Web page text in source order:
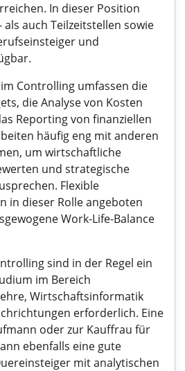
In dieser Position
auch Teilzeitstellen sowie
und
Controlling umfassen die
die Analyse von Kosten
Reporting von finanziellen
häufig eng mit anderen
um wirtschaftliche
und strategische
Flexible
in dieser Rolle angeboten
Work-Life-Balance
sind in der Regel ein
im Bereich
Wirtschaftsinformatik
erforderlich. Eine
oder zur Kauffrau für
ebenfalls eine gute
mit analytischen